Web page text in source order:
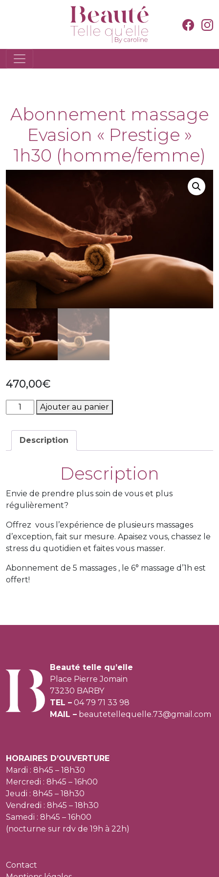
Abonnement massage
Evasion « Prestige »
1h30 (homme/femme)
470,00€
quantité
de
Abonnement
massage
Evasion
Ajouter au panier
Description
Description
Envie de prendre plus soin de vous et plus
régulièrement?
Offrez vous l’expérience de plusieurs massages
d’exception, fait sur mesure. Apaisez vous, chassez le
stress du quotidien et faites vous masser.
Abonnement de 5 massages , le 6° massage d’1h est
offert!
Beauté telle qu’elle
Place Pierre Jomain
73230 BARBY
TEL – 04 79 71 33 98
MAIL – beautetellequelle.73@gmail.com
HORAIRES D’OUVERTURE
Mardi : 8h45 – 18h30
Mercredi : 8h45 – 16h00
Jeudi : 8h45 – 18h30
Vendredi : 8h45 – 18h30
Samedi : 8h45 – 16h00
(nocturne sur rdv de 19h à 22h)
Contact